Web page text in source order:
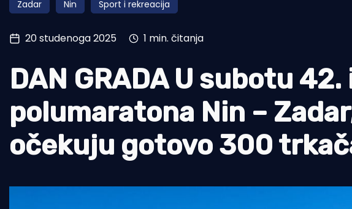
Pomorstvo
Ribolov
Tradicija i kultura
Zadar Nin Sport i rekreacija
20 studenoga 2025 1 min. čitanja
DAN GRADA U subotu
polumaratona Nin –
očekuju gotovo 300